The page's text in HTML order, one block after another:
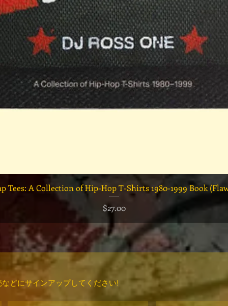
クイックビュー
Tees: A Collection of Hip-Hop T-Shirts 1980-1999 Book
価格
$27.00
どにサインアップしてください!